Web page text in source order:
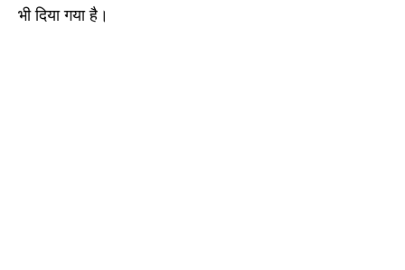
भी दिया गया है।